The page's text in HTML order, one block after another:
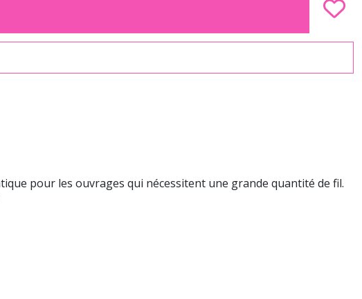
pour les ouvrages qui nécessitent une grande quantité de fil.